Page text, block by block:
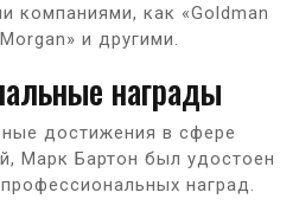
компаниями, как «Goldman
и другими.
награды
достижения в сфере
Марк Бартон был удостоен
наград.